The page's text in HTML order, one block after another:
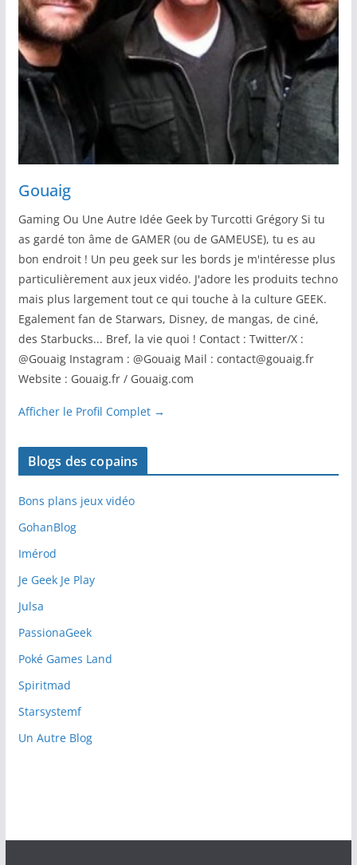
Gouaig
Gaming Ou Une Autre Idée Geek by Turcotti Grégory Si tu
as gardé ton âme de GAMER (ou de GAMEUSE), tu es au
bon endroit ! Un peu geek sur les bords je m'intéresse plus
particulièrement aux jeux vidéo. J'adore les produits techno
mais plus largement tout ce qui touche à la culture GEEK.
Egalement fan de Starwars, Disney, de mangas, de ciné,
des Starbucks... Bref, la vie quoi ! Contact : Twitter/X :
@Gouaig Instagram : @Gouaig Mail : contact@gouaig.fr
Website : Gouaig.fr / Gouaig.com
Afficher le Profil Complet →
Blogs des copains
Bons plans jeux vidéo
GohanBlog
Imérod
Je Geek Je Play
Julsa
PassionaGeek
Poké Games Land
Spiritmad
Starsystemf
Un Autre Blog